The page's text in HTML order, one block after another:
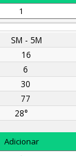
SM - 5M
16
6
30
77
28°